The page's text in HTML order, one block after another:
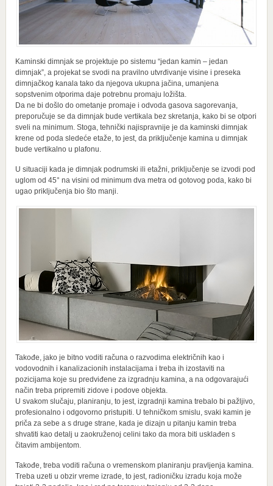
Kaminski dimnjak se projektuje po sistemu “jedan kamin – jedan
dimnjak”, a projekat se svodi na pravilno utvrđivanje visine i preseka
dimnjačkog kanala tako da njegova ukupna jačina, umanjena
sopstvenim otporima daje potrebnu promaju ložišta.
Da ne bi došlo do ometanje promaje i odvoda gasova sagorevanja,
preporučuje se da dimnjak bude vertikala bez skretanja, kako bi se otpori
sveli na minimum. Stoga, tehnički najispravnije je da kaminski dimnjak
krene od poda sledeće etaže, to jest, da priključenje kamina u dimnjak
bude vertikalno u plafonu.
U situaciji kada je dimnjak podrumski ili etažni, priključenje se izvodi pod
uglom od 45° na visini od minimum dva metra od gotovog poda, kako bi
ugao priključenja bio što manji.
Takođe, jako je bitno voditi računa o razvodima električnih kao i
vodovodnih i kanalizacionih instalacijama i treba ih izostaviti na
pozicijama koje su predviđene za izgradnju kamina, a na odgovarajući
način treba pripremiti zidove i podove objekta.
U svakom slučaju, planiranju, to jest, izgradnji kamina trebalo bi pažljivo,
profesionalno i odgovorno pristupiti. U tehničkom smislu, svaki kamin je
priča za sebe a s druge strane, kada je dizajn u pitanju kamin treba
shvatiti kao detalj u zaokruženoj celini tako da mora biti usklađen s
čitavim ambijentom.
Takođe, treba voditi računa o vremenskom planiranju pravljenja kamina.
Treba uzeti u obzir vreme izrade, to jest, radioničku izradu koja može